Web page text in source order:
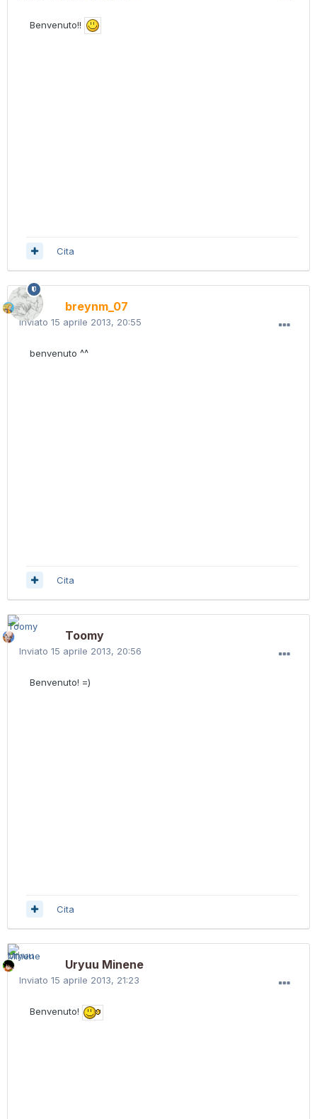
Benvenuto!!
Cita
breynm_07
Inviato 15 aprile 2013, 20:55
benvenuto ^^
Cita
Toomy
Inviato 15 aprile 2013, 20:56
Benvenuto! =)
Cita
Uryuu Minene
Inviato 15 aprile 2013, 21:23
Benvenuto!